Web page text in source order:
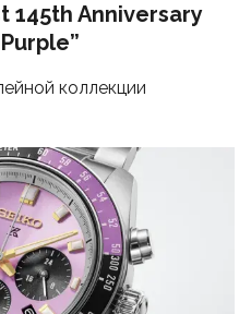
145th Anniversary
коллекции